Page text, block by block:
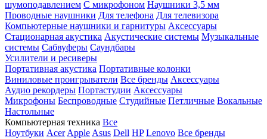
шумоподавлением С микрофоном Наушники 3,5 мм
Проводные наушники Для телефона Для телевизора
Компьютерные наушники и гарнитуры Аксессуары
Стационарная акустика Акустические системы Музыкальные
системы Сабвуферы Саундбары
Усилители и ресиверы
Портативная акустика Портативные колонки
Виниловые проигрыватели Все бренды Аксессуары
Аудио рекордеры Портастудии Аксессуары
Микрофоны Беспроводные Студийные Петличные Вокальные
Настольные
Компьютерная техника Все
Ноутбуки Acer Apple Asus Dell HP Lenovo Все бренды